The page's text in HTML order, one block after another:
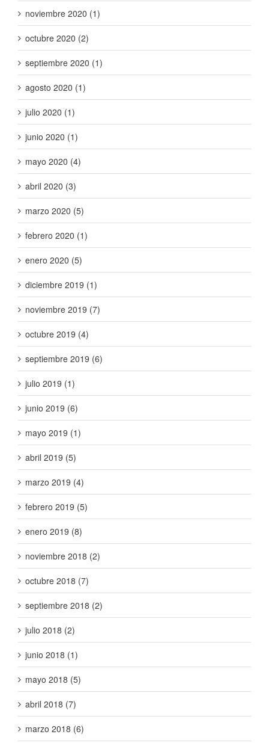
noviembre 2020 (1)
octubre 2020 (2)
septiembre 2020 (1)
agosto 2020 (1)
julio 2020 (1)
junio 2020 (1)
mayo 2020 (4)
abril 2020 (3)
marzo 2020 (5)
febrero 2020 (1)
enero 2020 (5)
diciembre 2019 (1)
noviembre 2019 (7)
octubre 2019 (4)
septiembre 2019 (6)
julio 2019 (1)
junio 2019 (6)
mayo 2019 (1)
abril 2019 (5)
marzo 2019 (4)
febrero 2019 (5)
enero 2019 (8)
noviembre 2018 (2)
octubre 2018 (7)
septiembre 2018 (2)
julio 2018 (2)
junio 2018 (1)
mayo 2018 (5)
abril 2018 (7)
marzo 2018 (6)